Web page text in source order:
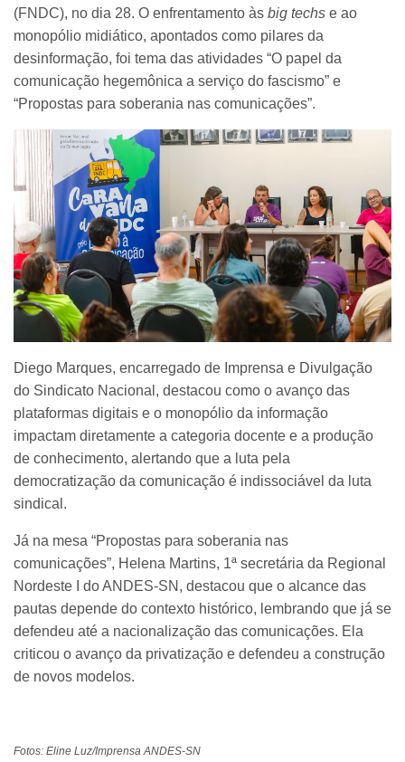
(FNDC), no dia 28. O enfrentamento às big techs e ao
monopólio midiático, apontados como pilares da
desinformação, foi tema das atividades “O papel da
comunicação hegemônica a serviço do fascismo” e
“Propostas para soberania nas comunicações”.
Diego Marques, encarregado de Imprensa e Divulgação
do Sindicato Nacional, destacou como o avanço das
plataformas digitais e o monopólio da informação
impactam diretamente a categoria docente e a produção
de conhecimento, alertando que a luta pela
democratização da comunicação é indissociável da luta
sindical.
Já na mesa “Propostas para soberania nas
comunicações”, Helena Martins, 1ª secretária da Regional
Nordeste I do ANDES-SN, destacou que o alcance das
pautas depende do contexto histórico, lembrando que já se
defendeu até a nacionalização das comunicações. Ela
criticou o avanço da privatização e defendeu a construção
de novos modelos.
Fotos: Eline Luz/Imprensa ANDES-SN